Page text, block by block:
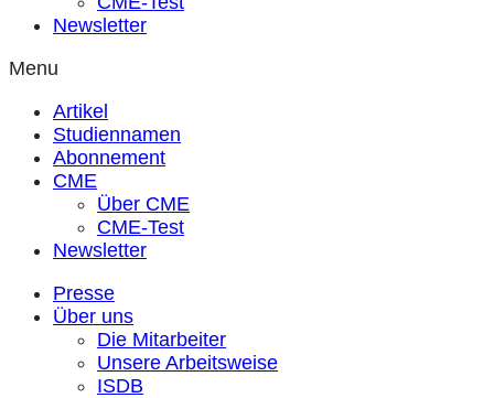
Newsletter
Menu
Artikel
Studiennamen
Abonnement
CME
Über CME
CME-Test
Newsletter
Presse
Über uns
Die Mitarbeiter
Unsere Arbeitsweise
ISDB